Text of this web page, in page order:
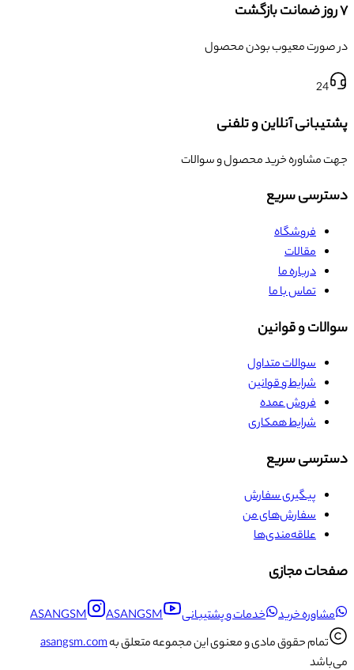
۷ روز ضمانت بازگشت
در صورت معیوب بودن محصول
24
پشتیبانی آنلاین و تلفنی
جهت مشاوره خرید محصول و سوالات
دسترسی سریع
فروشگاه
مقالات
درباره ما
تماس با ما
سوالات و قوانین
سوالات متداول
شرایط و قوانین
فروش عمده
شرایط همکاری
دسترسی سریع
پیگیری سفارش
سفارش‌های من
علاقه‌مندی‌ها
صفحات مجازی
مشاوره خرید خدمات و پشتیبانی ASANGSM
ASANGSM
تمام حقوق مادی و معنوی این مجموعه متعلق بهasangsm.com
می‌باشد